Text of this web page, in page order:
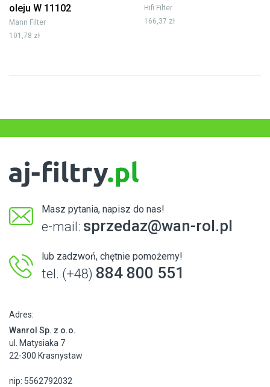
oleju W 11102
Mann Filter
101,78 zł
Hifi Filter
166,37 zł
Masz pytania, napisz do nas!
e-mail: sprzedaz@wan-rol.pl
lub zadzwoń, chętnie pomożemy!
tel. (+48) 884 800 551
Adres:
Wanrol Sp. z o.o.
ul. Matysiaka 7
22-300 Krasnystaw
nip: 5562792032